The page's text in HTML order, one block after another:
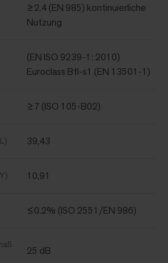
≥2.4 (EN 985) kontinuierliche
Nutzung
(EN ISO 9239-1: 2010)
Euroclass Bfl-s1 (EN 13501-1)
≥7 (ISO 105-B02)
39,43
10,91
≤0.2% (ISO 2551/EN 986)
25 dB